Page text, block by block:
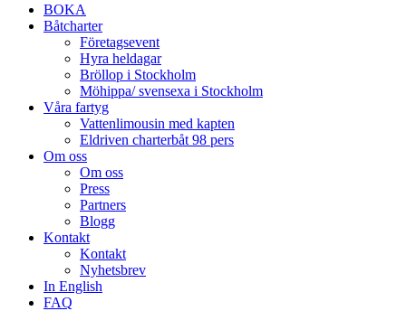
BOKA
Båtcharter
Företagsevent
Hyra heldagar
Bröllop i Stockholm
Möhippa/ svensexa i Stockholm
Våra fartyg
Vattenlimousin med kapten
Eldriven charterbåt 98 pers
Om oss
Om oss
Press
Partners
Blogg
Kontakt
Kontakt
Nyhetsbrev
In English
FAQ